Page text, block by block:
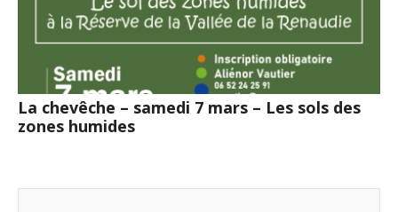
La chevêche – samedi 7 mars – Les sols des
zones humides